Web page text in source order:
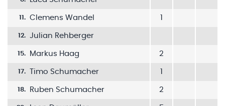
11. Clemens Wandel
12. Julian Rehberger
15. Markus Haag 2
17. Timo Schumacher
18. Ruben Schumacher 2